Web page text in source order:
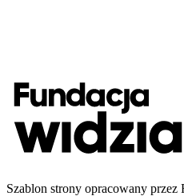
Szablon strony opracowany przez